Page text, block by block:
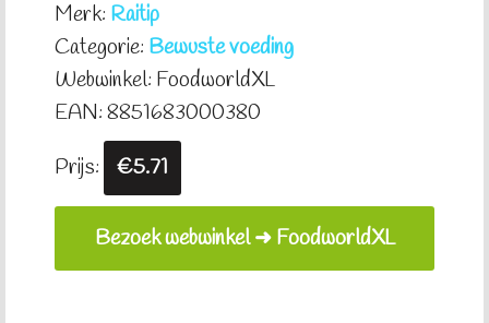
Merk: Raitip
Categorie: Bewuste voeding
Webwinkel: FoodworldXL
EAN: 8851683000380
Prijs:
€5.71
Bezoek webwinkel ➜ FoodworldXL